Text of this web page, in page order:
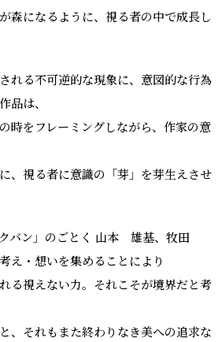
森になるように、視る者の中で成長し
れる不可逆的な現象に、意図的な行為
品は、
時をフレーミングしながら、作家の意
、視る者に意識の「芽」を芽生えさせ
バン」のごとく 山本 雄基、牧田
・想いを集めることにより
る視えない力。それこそが境界だと考
、それもまた終わりなき美への追求な